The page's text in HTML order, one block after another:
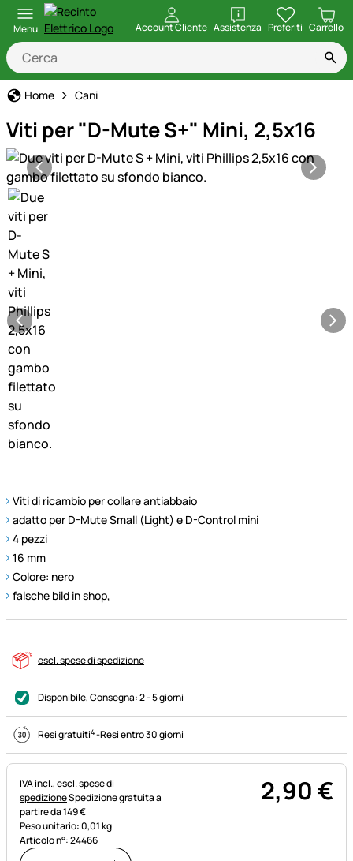
Menu Account Cliente Assistenza
apri Preferiti Carrello
Home Cani
Viti per "D-Mute S+" Mini, 2,5x16
Galleria prodotti
Viti di ricambio per collare antiabbaio
adatto per D-Mute Small (Light) e D-Control mini
4 pezzi
16 mm
Colore: nero
falsche bild in shop,
escl. spese di spedizione
Disponibile, Consegna:2 - 5 giorni
Resi gratuiti4-Resi entro 30 giorni
Informazioni fiscali:
IVA incl.,escl. spese di
spedizioneSpedizione gratuita a
partire da 149 €
Peso unitario: 0,01 kg
Articolo n°: 24466
2,90€